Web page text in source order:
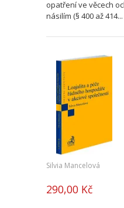
opatření ve věcech
násilím (§ 400 až 414...
Silvia Mancelová
290,00 Kč